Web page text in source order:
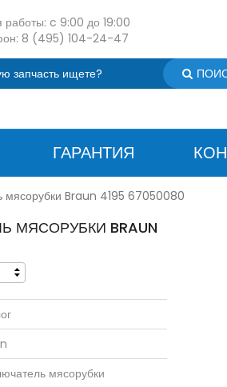
работы: c 9:00 до 19:00
8 (495) 104-24-47
ГАРАНТИЯ
мясорубки Braun 4195 67050080
МЯСОРУБКИ BRAUN
+
-
мясорубки